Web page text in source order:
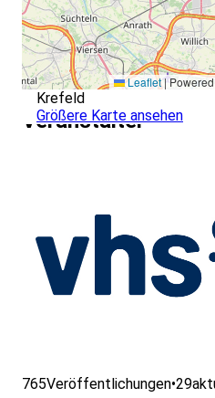
Leaflet|
Krefeld
Größere Karte ansehen
Veranstalter
765Veröffentlichungen•29